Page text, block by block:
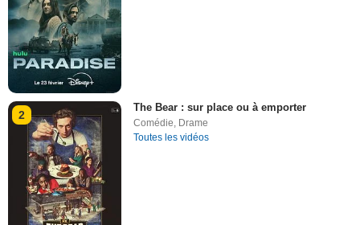
2
The Bear : sur place ou à emporter
Comédie, Drame
Toutes les vidéos